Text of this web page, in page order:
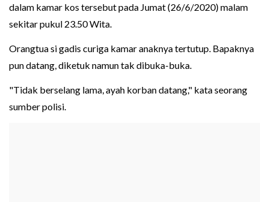
dalam kamar kos tersebut pada Jumat (26/6/2020) malam
sekitar pukul 23.50 Wita.
Orangtua si gadis curiga kamar anaknya tertutup. Bapaknya
pun datang, diketuk namun tak dibuka-buka.
"Tidak berselang lama, ayah korban datang," kata seorang
sumber polisi.